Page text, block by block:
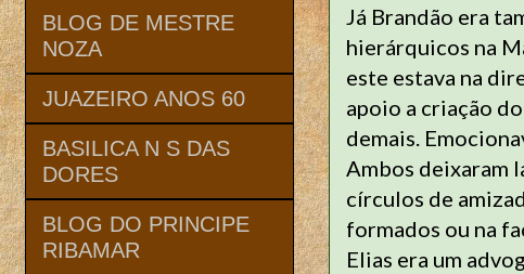
Já Brandão era
hierárquicos na
este estava na
apoio a criação
demais.
Ambos deixaram
círculos de
formados ou na
Elias era um
BLOG DE MESTRE
NOZA
JUAZEIRO ANOS 60
BASILICA N S DAS
DORES
BLOG DO PRINCIPE
RIBAMAR